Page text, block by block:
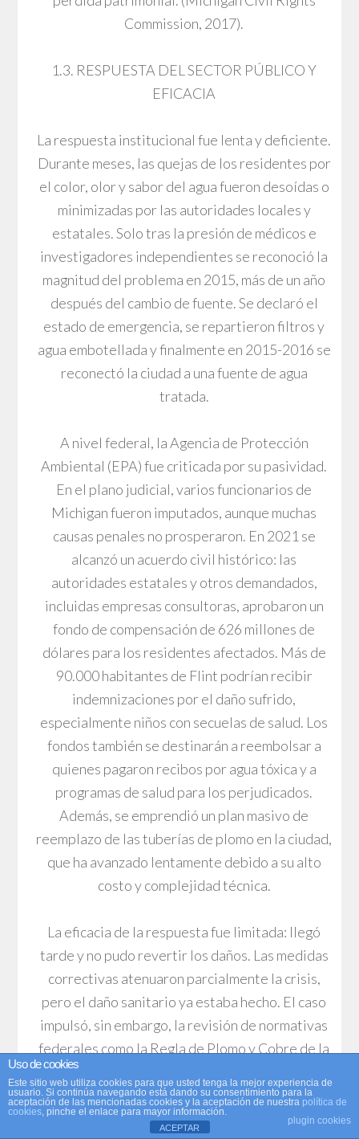
Commission, 2017).
1.3. RESPUESTA DEL SECTOR PÚBLICO Y
EFICACIA
La respuesta institucional fue lenta y deficiente.
Durante meses, las quejas de los residentes por
el color, olor y sabor del agua fueron desoídas o
minimizadas por las autoridades locales y
estatales. Solo tras la presión de médicos e
investigadores independientes se reconoció la
magnitud del problema en 2015, más de un año
después del cambio de fuente. Se declaró el
estado de emergencia, se repartieron filtros y
agua embotellada y finalmente en 2015-2016 se
reconectó la ciudad a una fuente de agua
tratada.
A nivel federal, la Agencia de Protección
Ambiental (EPA) fue criticada por su pasividad.
En el plano judicial, varios funcionarios de
Michigan fueron imputados, aunque muchas
causas penales no prosperaron. En 2021 se
alcanzó un acuerdo civil histórico: las
autoridades estatales y otros demandados,
incluidas empresas consultoras, aprobaron un
fondo de compensación de 626 millones de
dólares para los residentes afectados. Más de
90.000 habitantes de Flint podrían recibir
indemnizaciones por el daño sufrido,
especialmente niños con secuelas de salud. Los
fondos también se destinarán a reembolsar a
quienes pagaron recibos por agua tóxica y a
programas de salud para los perjudicados.
Además, se emprendió un plan masivo de
reemplazo de las tuberías de plomo en la ciudad,
que ha avanzado lentamente debido a su alto
costo y complejidad técnica.
La eficacia de la respuesta fue limitada: llegó
tarde y no pudo revertir los daños. Las medidas
correctivas atenuaron parcialmente la crisis,
pero el daño sanitario ya estaba hecho. El caso
impulsó, sin embargo, la revisión de normativas
federales como la Regla de Plomo y Cobre de la
EPA, introduciendo controles más estrictos y
monitoreos más frecuentes.
Uso de cookies
Este sitio web utiliza cookies para que usted tenga la mejor experiencia de
usuario. Si continúa navegando está dando su consentimiento para la
aceptación de las mencionadas cookies y la aceptación de nuestra política de
cookies, pinche el enlace para mayor información.
plugin cookies
ACEPTAR